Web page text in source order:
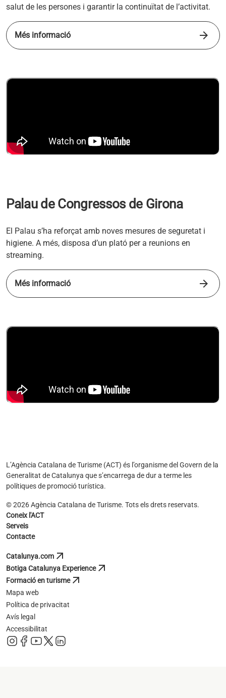
salut de les persones i garantir la continuïtat de l’activitat.
Més informació arrow_forward
s'obre en una pestanya nova
Palau de Congressos de Girona
El Palau s’ha reforçat amb noves mesures de seguretat i
higiene. A més, disposa d’un plató per a reunions en
streaming.
Més informació arrow_forward
s'obre en una pestanya nova
L’Agència Catalana de Turisme (ACT) és l’organisme del Govern de la
Generalitat de Catalunya que s’encarrega de dur a terme les
polítiques de promoció turística.
© 2026 Agència Catalana de Turisme. Tots els drets reservats.
Coneix l'ACT
Serveis
Contacte
Catalunya.com arrow_outward
s'obre en una pestanya nova
Botiga Catalunya Experiencearrow_outward
s'obre en una pestanya nova
Formació en turismearrow_outward
s'obre en una pestanya nova
Mapa web
Política de privacitat
Avís legal
Accessibilitat